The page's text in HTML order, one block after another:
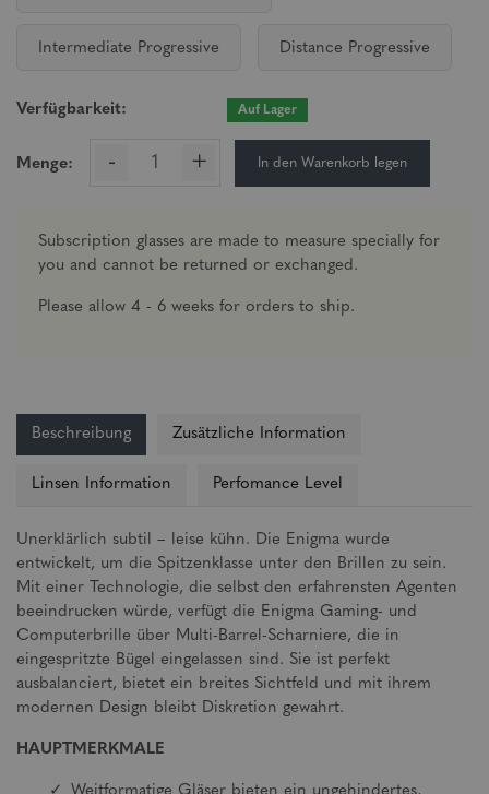
Intermediate Progressive Distance Progressive
Verfügbarkeit: Auf Lager
Menge: - + In den Warenkorb legen
Subscription glasses are made to measure specially for
you and cannot be returned or exchanged.
Please allow 4 - 6 weeks for orders to ship.
Beschreibung Zusätzliche Information
Linsen Information Perfomance Level
Unerklärlich subtil – leise kühn. Die Enigma wurde
entwickelt, um die Spitzenklasse unter den Brillen zu sein.
Mit einer Technologie, die selbst den erfahrensten Agenten
beeindrucken würde, verfügt die Enigma Gaming- und
Computerbrille über Multi-Barrel-Scharniere, die in
eingespritzte Bügel eingelassen sind. Sie ist perfekt
ausbalanciert, bietet ein breites Sichtfeld und mit ihrem
modernen Design bleibt Diskretion gewahrt.
HAUPTMERKMALE